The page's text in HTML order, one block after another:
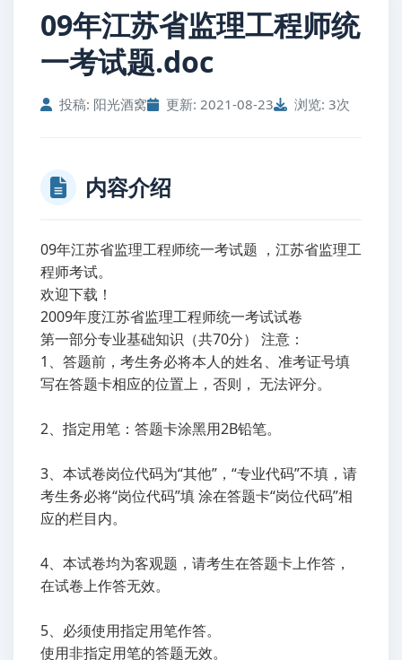
09年江苏省监理工程师统
一考试题.doc
投稿: 阳光酒窝 更新: 2021-08-23 浏览: 3次
内容介绍
09年江苏省监理工程师统一考试题 ，江苏省监理工
程师考试。
欢迎下载！
2009年度江苏省监理工程师统一考试试卷
第一部分专业基础知识（共70分） 注意：
1、答题前，考生务必将本人的姓名、准考证号填
写在答题卡相应的位置上，否则， 无法评分。
2、指定用笔：答题卡涂黑用2B铅笔。
3、本试卷岗位代码为“其他”，“专业代码”不填，请
考生务必将“岗位代码”填 涂在答题卡“岗位代码”相
应的栏目内。
4、本试卷均为客观题，请考生在答题卡上作答，
在试卷上作答无效。
5、必须使用指定用笔作答。
使用非指定用笔的答题无效。